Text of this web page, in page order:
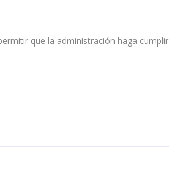
que la administración haga cumplir